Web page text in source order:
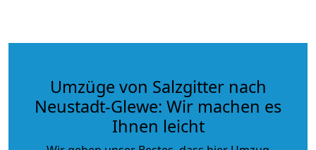
Umzüge von Salzgitter nach
Neustadt-Glewe: Wir machen es
Ihnen leicht